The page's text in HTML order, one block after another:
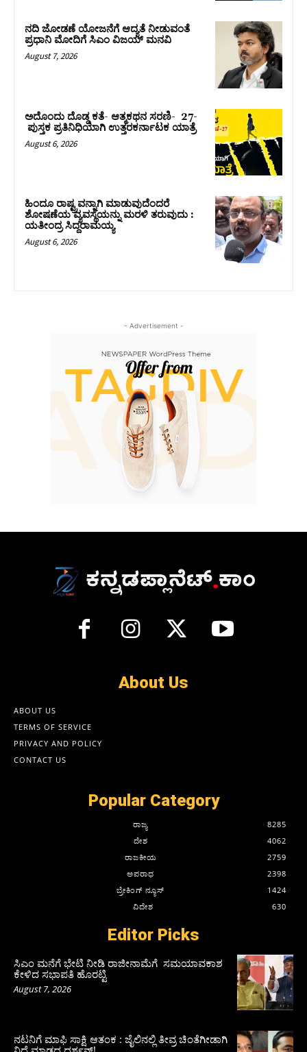
ನದಿ ಜೋಡಣೆ ಯೋಜನೆಗೆ ಆದ್ಯತೆ ನೀಡುವಂತೆ
ಪ್ರಧಾನಿ ಮೋದಿಗೆ ಸಿಎಂ ವಿಜಯ್‌ ಮನವಿ
August 7, 2026
ಅದೊಂದು ದೊಡ್ಡ ಕತೆ- ಆತ್ಮಕಥನ ಸರಣಿ- 27-
ಪುಸ್ತಕ ಪ್ರತಿನಿಧಿಯಾಗಿ ಉತ್ತರಕರ್ನಾಟಕ ಯಾತ್ರೆ
August 6, 2026
ಹಿಂದೂ ರಾಷ್ಟ್ರವನ್ನಾಗಿ ಮಾಡುವುದೆಂದರೆ
ಶೋಷಣೆಯ ವ್ಯವಸ್ಥೆಯನ್ನು ಮರಳಿ ತರುವುದು :
ಯತೀಂದ್ರ ಸಿದ್ದರಾಮಯ್ಯ
August 6, 2026
- Advertisement -
About Us
ABOUT US
TERMS OF SERVICE
PRIVACY AND POLICY
CONTACT US
Popular Category
ರಾಜ್ಯ
8285
ದೇಶ
4062
ರಾಜಕೀಯ
2759
ಅಪರಾಧ
2398
ಬ್ರೇಕಿಂಗ್ ನ್ಯೂಸ್
1424
ವಿದೇಶ
630
Editor Picks
ಸಿಎಂ ಮನೆಗೆ ಭೇಟಿ ನೀಡಿ ರಾಜೀನಾಮೆಗೆ ಸಮಯಾವಕಾಶ
ಕೇಳಿದ ಸಭಾಪತಿ ಹೊರಟ್ಟಿ
August 7, 2026
ನಟನಿಗೆ ಮಾಫಿ ಸಾಕ್ಷಿ ಆತಂಕ : ಜೈಲಿನಲ್ಲಿ ತೀವ್ರ ಚಿಂತೆಗೀಡಾಗಿ